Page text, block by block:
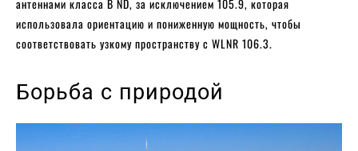
антеннами класса B ND, за исключением 105.9, которая
использовала ориентацию и пониженную мощность, чтобы
соответствовать узкому пространству с WLNR 106.3.
Борьба с природой